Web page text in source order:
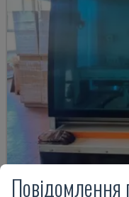
Повідомлення